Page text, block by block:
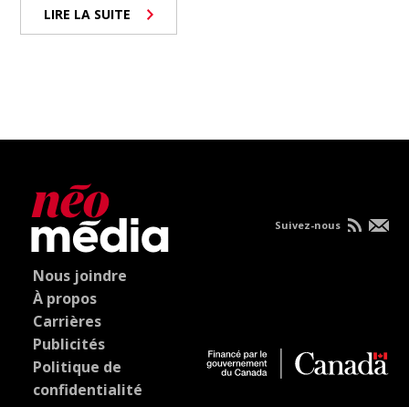
LIRE LA SUITE
Nous joindre
À propos
Carrières
Publicités
Politique de
confidentialité
Suivez-nous